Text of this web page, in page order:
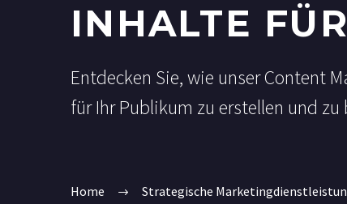
INHALTE
Entdecken Sie, wie unser Content
für Ihr Publikum zu erstellen und zu
Home
Strategische